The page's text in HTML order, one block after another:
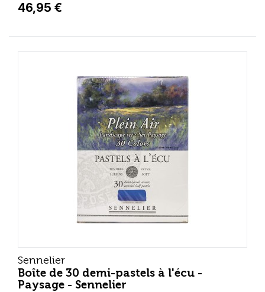
46,95 €
Sennelier
Boîte de 30 demi-pastels à l'écu -
Paysage - Sennelier